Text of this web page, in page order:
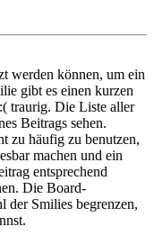
werden können, um ein
gibt es einen kurzen
traurig. Die Liste aller
Beitrags sehen.
zu häufig zu benutzen,
machen und ein
entsprechend
Die Board-
der Smilies begrenzen,